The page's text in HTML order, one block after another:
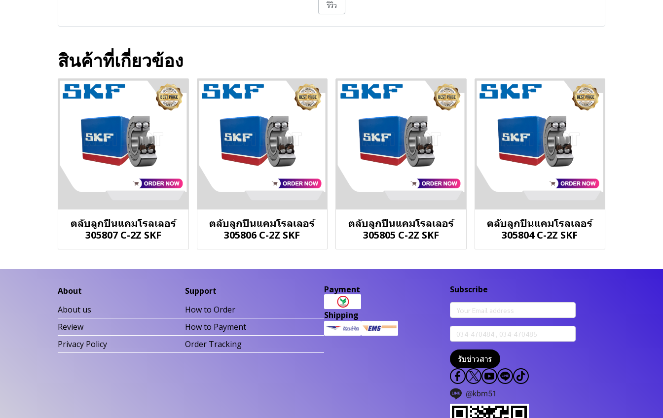
รีวิว
สินค้าที่เกี่ยวข้อง
ตลับลูกปืนแคมโรลเลอร์
305807 C-2Z SKF
ตลับลูกปืนแคมโรลเลอร์
305806 C-2Z SKF
ตลับลูกปืนแคมโรลเลอร์
305805 C-2Z SKF
ตลับลูกปืนแคมโรลเลอร์
305804 C-2Z SKF
About
About us
Review
Privacy Policy
Support
How to Order
How to Payment
Order Tracking
Payment
Shipping
Subscribe
รับข่าวสาร
@kbm51